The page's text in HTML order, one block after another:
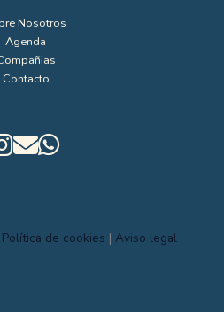
Nosotros
Agenda
Contacto
Política de cookies | Aviso legal